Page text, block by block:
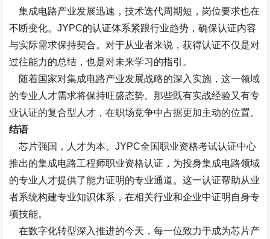
集成电路产业发展迅速，技术迭代周期短，岗位要求也在
不断变化。JYPC的认证体系紧跟行业趋势，确保认证内容
与实际需求保持契合。对于从业者来说，获得认证不仅是对
过往能力的总结，也是对未来学习的指引。
随着国家对集成电路产业发展战略的深入实施，这一领域
的专业人才需求将保持旺盛态势。那些既有实战经验又有专
业认证的复合型人才，在职场竞争中占据更加主动的位置。
结语
芯片强国，人才为本。JYPC全国职业资格考试认证中心
推出的集成电路工程师职业资格认证，为投身集成电路领域
的专业人才提供了能力证明的专业通道。这一认证帮助从业
者系统构建专业知识体系，在相关行业和企业中证明自身专
项技能。
在数字化转型深入推进的今天，每一位致力于成为芯片产